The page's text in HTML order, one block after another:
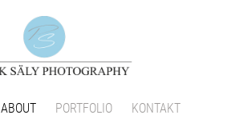
ABOUT PORTFOLIO KONTAKT